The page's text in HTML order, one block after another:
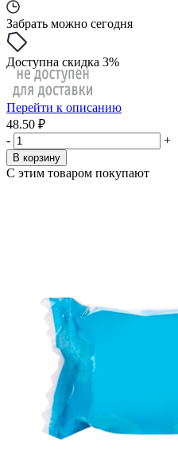
Забрать можно сегодня
Доступна скидка 3%
Перейти к описанию
48.50 ₽
-
+
В корзину
С этим товаром покупают